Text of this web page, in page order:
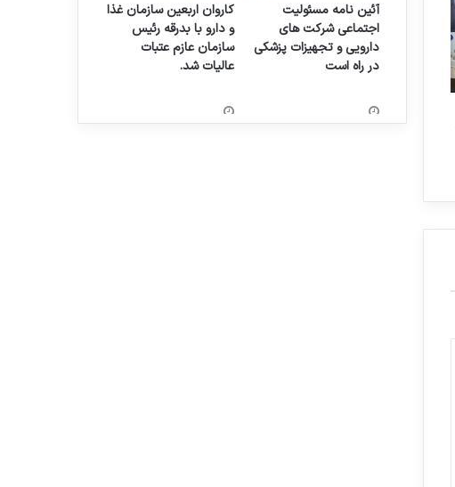
آئین نامه مسئولیت
اجتماعی شرکت های
دارویی و تجهیزات پزشکی
در راه است
کاروان اربعین سازمان غذا
و دارو با بدرقه رئیس
سازمان عازم عتبات
عالیات شد.